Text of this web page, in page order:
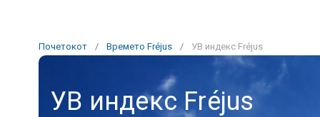
Почетокот / Времето Fréjus / УВ индекс Fréjus
УВ индекс Fréjus